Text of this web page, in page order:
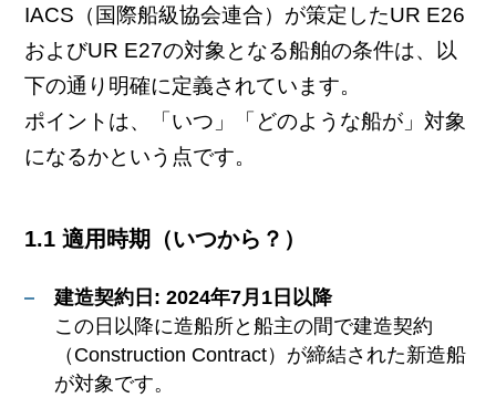
IACS（国際船級協会連合）が策定したUR E26
およびUR E27の対象となる船舶の条件は、以
下の通り明確に定義されています。
ポイントは、「いつ」「どのような船が」対象
になるかという点です。
1.1 適用時期（いつから？）
建造契約日: 2024年7月1日以降
この日以降に造船所と船主の間で建造契約
（Construction Contract）が締結された新造船
が対象です。